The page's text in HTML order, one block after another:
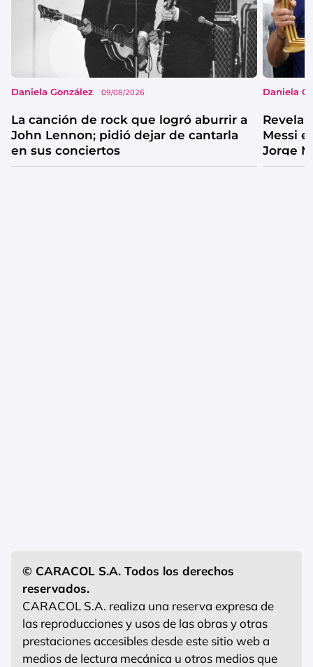
Daniela González 09/08/2026
La canción de rock que logró aburrir a
John Lennon; pidió dejar de cantarla
en sus conciertos
Daniela
Messi
Jorge
© CARACOL S.A. Todos los derechos
reservados.
CARACOL S.A. realiza una reserva expresa de
las reproducciones y usos de las obras y otras
prestaciones accesibles desde este sitio web a
medios de lectura mecánica u otros medios que